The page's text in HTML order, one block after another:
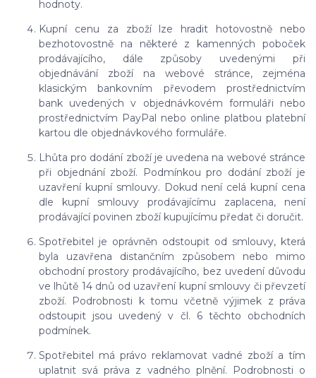
hodnoty.
Kupní cenu za zboží lze hradit hotovostně nebo
bezhotovostně na některé z kamenných poboček
prodávajícího, dále způsoby uvedenými při
objednávání zboží na webové stránce, zejména
klasickým bankovním převodem prostřednictvím
bank uvedených v objednávkovém formuláři nebo
prostřednictvím PayPal nebo online platbou platební
kartou dle objednávkového formuláře.
Lhůta pro dodání zboží je uvedena na webové stránce
při objednání zboží. Podmínkou pro dodání zboží je
uzavření kupní smlouvy. Dokud není celá kupní cena
dle kupní smlouvy prodávajícímu zaplacena, není
prodávající povinen zboží kupujícímu předat či doručit.
Spotřebitel je oprávněn odstoupit od smlouvy, která
byla uzavřena distančním způsobem nebo mimo
obchodní prostory prodávajícího, bez uvedení důvodu
ve lhůtě 14 dnů od uzavření kupní smlouvy či převzetí
zboží. Podrobnosti k tomu včetně výjimek z práva
odstoupit jsou uvedený v čl. 6 těchto obchodních
podmínek.
Spotřebitel má právo reklamovat vadné zboží a tím
uplatnit svá práva z vadného plnění. Podrobnosti o